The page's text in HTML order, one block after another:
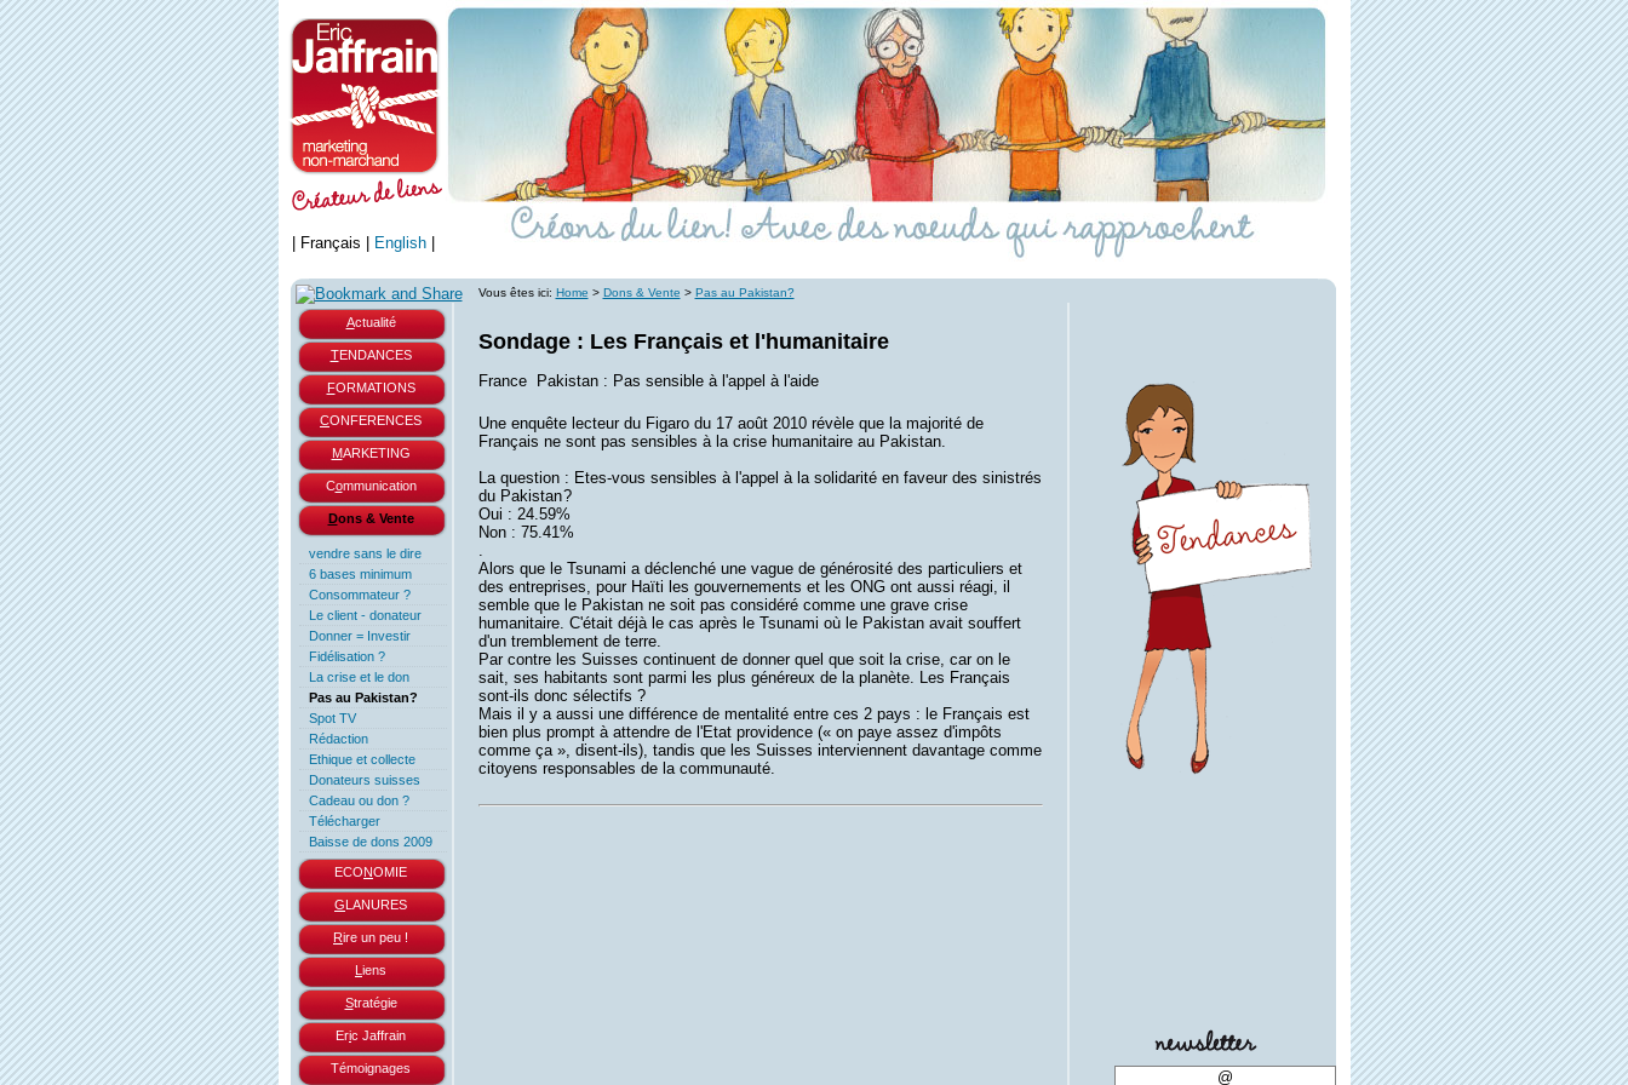
Actualité
TENDANCES
FORMATIONS
CONFERENCES
MARKETING
Communication
Dons & Vente
vendre sans le dire
6 bases minimum
Consommateur ?
Le client - donateur
Donner = Investir
Fidélisation ?
La crise et le don
Pas au Pakistan?
Spot TV
Rédaction
Ethique et collecte
Donateurs suisses
Cadeau ou don ?
Télécharger
Baisse de dons 2009
ECONOMIE
GLANURES
Rire un peu !
L iens
Stratégie
Eric Jaffrain
Témoignages
Vous êtes ici: Home > Dons & Vente > Pas au Pakistan?
Sondage : Les Français et l'humanitaire
France  Pakistan : Pas sensible à l'appel à l'aide
Une enquête lecteur du Figaro du 17 août 2010 révèle que la majorité de
Français ne sont pas sensibles à la crise humanitaire au Pakistan.
La question : Etes-vous sensibles à l'appel à la solidarité en faveur des sinistrés
du Pakistan ?
Oui : 24.59%
Non : 75.41%
.
Alors que le Tsunami a déclenché une vague de générosité des particuliers et
des entreprises, pour Haïti les gouvernements et les ONG ont aussi réagi, il
semble que le Pakistan ne soit pas considéré comme une grave crise
humanitaire. C'était déjà le cas après le Tsunami où le Pakistan avait souffert
d'un tremblement de terre.
Par contre les Suisses continuent de donner quel que soit la crise, car on le
sait, ses habitants sont parmi les plus généreux de la planète. Les Français
sont-ils donc sélectifs ?
Mais il y a aussi une différence de mentalité entre ces 2 pays : le Français est
bien plus prompt à attendre de l'Etat providence (« on paye assez d'impôts
comme ça », disent-ils), tandis que les Suisses interviennent davantage comme
citoyens responsables de la communauté.
Français English|